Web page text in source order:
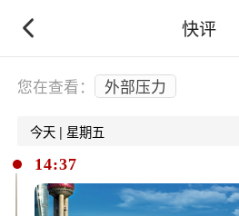
快评
下拉刷新
您在查看： 外部压力
今天 | 星期五
14:37